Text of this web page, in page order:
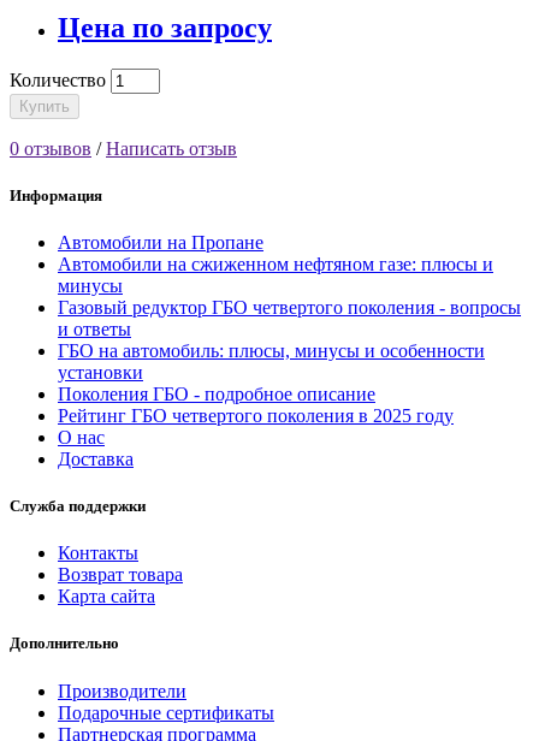
Цена по запросу
Количество
Купить
0 отзывов /Написать отзыв
Информация
Автомобили на Пропане
Автомобили на сжиженном нефтяном газе: плюсы и
минусы
Газовый редуктор ГБО четвертого поколения - вопросы
и ответы
ГБО на автомобиль: плюсы, минусы и особенности
установки
Поколения ГБО - подробное описание
Рейтинг ГБО четвертого поколения в 2025 году
О нас
Доставка
Служба поддержки
Контакты
Возврат товара
Карта сайта
Дополнительно
Производители
Подарочные сертификаты
Партнерская программа